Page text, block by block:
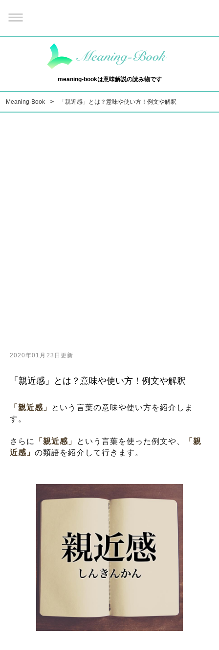
meaning-bookは意味解説の読み物です
Meaning-Book 「親近感」とは？意味や使い方！例文や解釈
2020年01月23日更新
「親近感」とは？意味や使い方！例文や解釈
「親近感」 という言葉の意味や使い方を紹介しま
す。
さらに 「親近感」 という言葉を使った例文や、
「親
近感」の類語を紹介して行きます。